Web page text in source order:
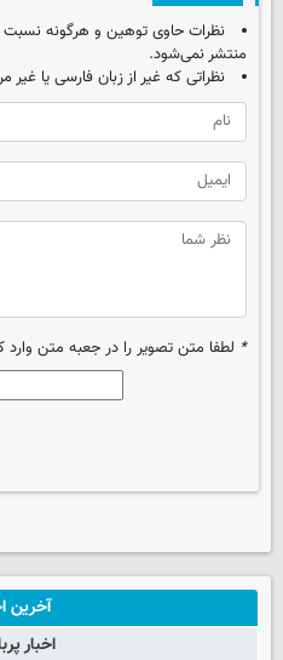
نظرات حاوی توهین و هرگونه
منتشر نمی‌شود.
نظراتی که غیر از زبان فارسی یا
* لطفا متن تصویر را در جعبه متن وارد
آخرین
اخبار